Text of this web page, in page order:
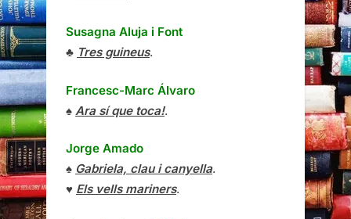
Susagna Aluja i Font
♣ Tres guineus.
Francesc-Marc Álvaro
♠ Ara sí que toca!.
Jorge Amado
♠ Gabriela, clau i canyella.
♥ Els vells mariners.